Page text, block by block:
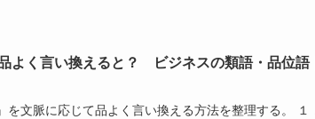
よく言い換えると？ ビジネスの類語・品位語
を文脈に応じて品よく言い換える方法を整理する。 １